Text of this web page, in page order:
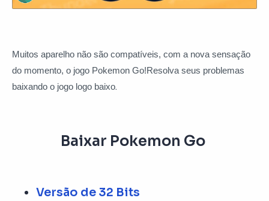
Muitos aparelho não são compatíveis, com a nova sensação
do momento, o jogo Pokemon Go!Resolva seus problemas
baixando o jogo logo baixo.
Baixar Pokemon Go
Versão de 32 Bits